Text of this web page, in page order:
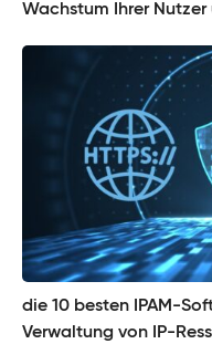
Wachstum Ihrer Nutzer
die 10 besten IPAM-
Verwaltung von IP-